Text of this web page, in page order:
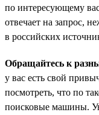
по интересующему
отвечает на запрос,
в российских
Обращайтесь к
у вас есть свой
посмотреть, что по
поисковые машины.